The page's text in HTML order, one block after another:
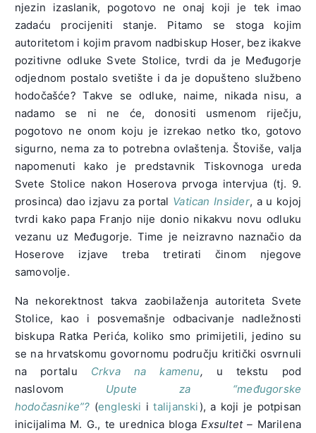
njezin izaslanik, pogotovo ne onaj koji je tek imao
zadaću procijeniti stanje. Pitamo se stoga kojim
autoritetom i kojim pravom nadbiskup Hoser, bez ikakve
pozitivne odluke Svete Stolice, tvrdi da je Međugorje
odjednom postalo svetište i da je dopušteno službeno
hodočašće? Takve se odluke, naime, nikada nisu, a
nadamo se ni ne će, donositi usmenom riječju,
pogotovo ne onom koju je izrekao netko tko, gotovo
sigurno, nema za to potrebna ovlaštenja. Štoviše, valja
napomenuti kako je predstavnik Tiskovnoga ureda
Svete Stolice nakon Hoserova prvoga intervjua (tj. 9.
prosinca) dao izjavu za portal Vatican Insider, a u kojoj
tvrdi kako papa Franjo nije donio nikakvu novu odluku
vezanu uz Međugorje. Time je neizravno naznačio da
Hoserove izjave treba tretirati činom njegove
samovolje.
Na nekorektnost takva zaobilaženja autoriteta Svete
Stolice, kao i posvemašnje odbacivanje nadležnosti
biskupa Ratka Perića, koliko smo primijetili, jedino su
se na hrvatskomu govornomu području kritički osvrnuli
na portalu Crkva na kamenu,
u tekstu pod
naslovom Upute za “međugorske
hodočasnike”? (engleski italijanski ), a koji je potpisan
inicijalima M. G., te urednica blogaExsultet – Marilena